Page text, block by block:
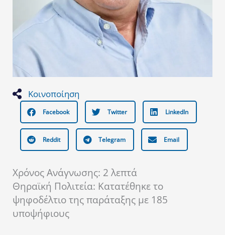
Κοινοποίηση
Facebook Twitter LinkedIn
Reddit Telegram Email
Χρόνος Ανάγνωσης: 2 λεπτά
Θηραϊκή Πολιτεία: Κατατέθηκε το
ψηφοδέλτιο της παράταξης με 185
υποψήφιους